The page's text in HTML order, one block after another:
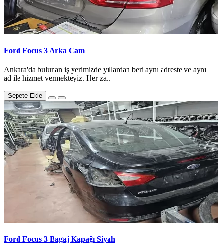
Ford Focus 3 Arka Cam
Ankara'da bulunan iş yerimizde yıllardan beri aynı adreste ve aynı
ad ile hizmet vermekteyiz. Her za..
Sepete Ekle
Ford Focus 3 Bagaj Kapağı Siyah